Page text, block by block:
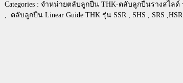
Categories : จำหน่ายตลับลูกปืน THK-ตลับลูกปืนรางสไลด์
,
ตลับลูกปืน Linear Guide THK รุ่น SSR , SHS , SRS